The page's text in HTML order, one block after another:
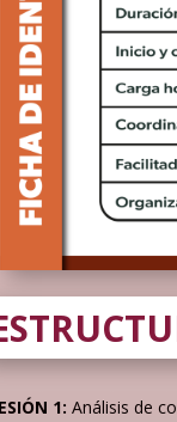
1: Análisis de